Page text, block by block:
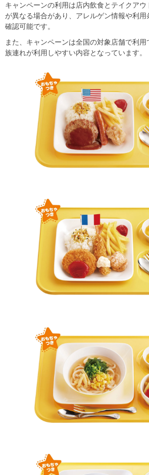
キャンペーンの利用は店内飲食とテイクア
が異なる場合があり、アレルゲン情報や利
確認可能です。
また、キャンペーンは全国の対象店舗で利
族連れが利用しやすい内容となっています。